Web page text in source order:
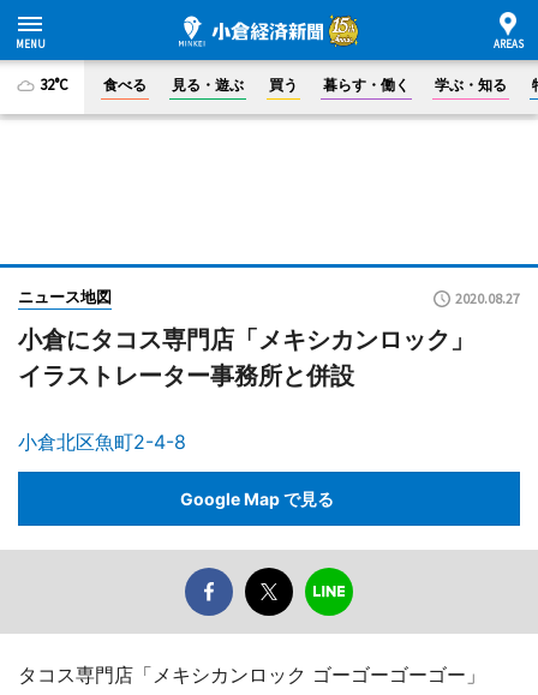
32°C 食べる 見る・遊ぶ 買う 暮らす・働く 学ぶ・知る
ニュース地図 2020.08.27
小倉にタコス専門店「メキシカンロック」
イラストレーター事務所と併設
小倉北区魚町2-4-8
Google Map で見る
タコス専門店「メキシカンロック ゴーゴーゴーゴー」